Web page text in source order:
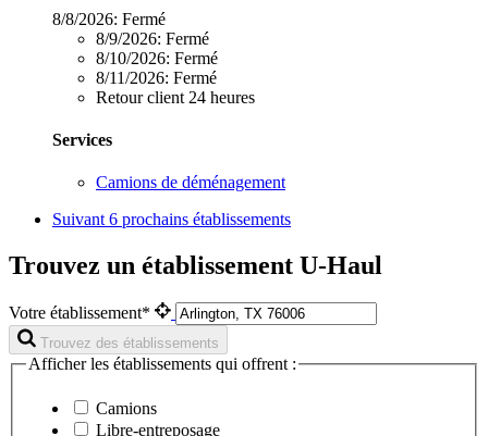
8/8/2026: Fermé
8/9/2026: Fermé
8/10/2026: Fermé
8/11/2026: Fermé
Retour client 24 heures
Services
Camions de déménagement
Suivant 6 prochains établissements
Trouvez un établissement U-Haul
Votre établissement*
Trouvez des établissements
Afficher les établissements qui offrent :
Camions
Libre-entreposage